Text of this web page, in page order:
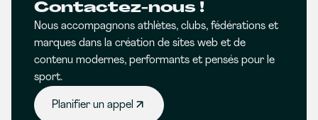
Contactez-nous !
Nous accompagnons athlètes, clubs, fédérations et
marques dans la création de sites web et de
contenu modernes, performants et pensés pour le
sport.
Planifier un appel